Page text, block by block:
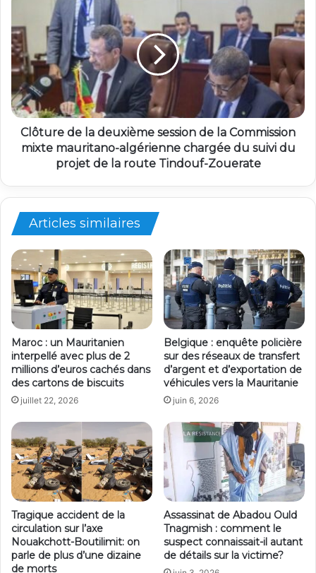
Clôture de la deuxième session de la Commission
mixte mauritano-algérienne chargée du suivi du
projet de la route Tindouf-Zouerate
Articles similaires
Maroc : un Mauritanien
interpellé avec plus de 2
millions d’euros cachés dans
des cartons de biscuits
juillet 22, 2026
Belgique : enquête policière
sur des réseaux de transfert
d’argent et d’exportation de
véhicules vers la Mauritanie
juin 6, 2026
Tragique accident de la
circulation sur l’axe
Nouakchott-Boutilimit: on
parle de plus d’une dizaine
de morts
Assassinat de Abadou Ould
Tnagmish : comment le
suspect connaissait-il autant
de détails sur la victime?